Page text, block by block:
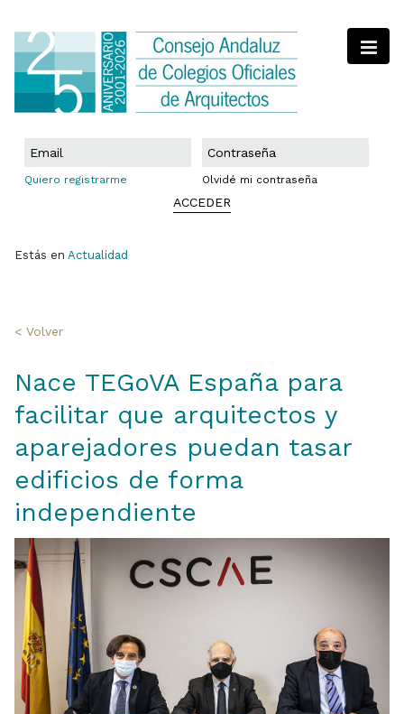
Quiero registrarme Olvidé mi contraseña
ACCEDER
Estás en Actualidad
< Volver
Nace TEGoVA España para
facilitar que arquitectos y
aparejadores puedan tasar
edificios de forma
independiente